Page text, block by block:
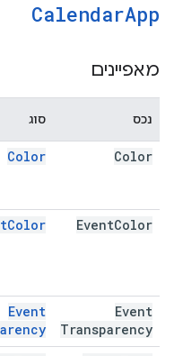
CalendarApp
מאפיינים
נכס סוג
Color
Color
EventColor
Color
Event
Transparency
Event